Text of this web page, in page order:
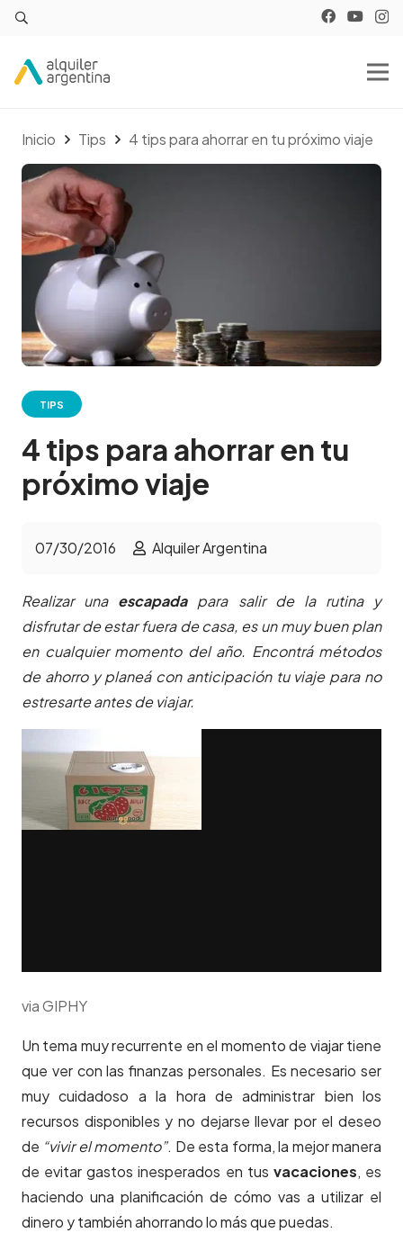
Inicio Tips 4 tips para ahorrar en tu próximo viaje
TIPS
4 tips para ahorrar en tu
próximo viaje
07/30/2016 Alquiler Argentina
Realizar una escapada para salir de la rutina y
disfrutar de estar fuera de casa, es un muy buen plan
en cualquier momento del año. Encontrá métodos
de ahorro y planeá con anticipación tu viaje para no
estresarte antes de viajar.
via GIPHY
Un tema muy recurrente en el momento de viajar tiene
que ver con las finanzas personales. Es necesario ser
muy cuidadoso a la hora de administrar bien los
recursos disponibles y no dejarse llevar por el deseo
de “vivir el momento”. De esta forma, la mejor manera
de evitar gastos inesperados en tus vacaciones, es
haciendo una planificación de cómo vas a utilizar el
dinero y también ahorrando lo más que puedas.